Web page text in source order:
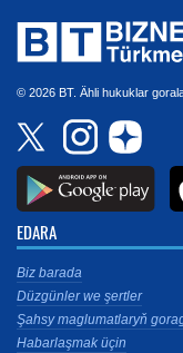
© 2026 BT. Ähli hukuklar
EDARA
Biz barada
Düzgünler we şertler
Şahsy maglumatlaryň
Habarlaşmak üçin